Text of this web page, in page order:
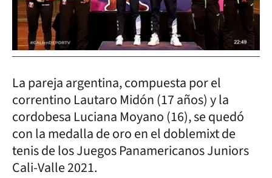
La pareja argentina, compuesta por el
correntino Lautaro Midón (17 años) y la
cordobesa Luciana Moyano (16), se quedó
con la medalla de oro en el doblemixt de
tenis de los Juegos Panamericanos Juniors
Cali-Valle 2021.